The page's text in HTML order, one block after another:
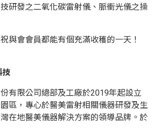
研發之二氧化碳雷射儀、脈衝光儀之操
與會會員都能有個充滿收穫的一天！
技
有限公司總部及工廠於2019年起設立
區，專心於醫美雷射相關儀器研發及生
在地醫美儀器解決方案的領導品牌。於